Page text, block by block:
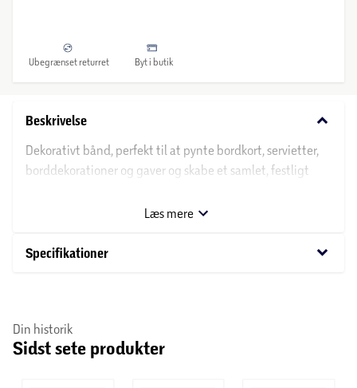
Ubegrænset returret Byt i butik
Beskrivelse keyboard_arrow_down
Dekorativt bånd, perfekt til at pynte bordkort, servietter,
borddekorationer og gaver og skabe et samlet, festligt
garanteres
Læs mere
Specifikationer keyboard_arrow_down
Din historik
Sidst sete produkter